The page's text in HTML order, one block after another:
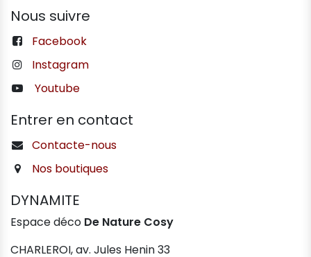
Nous suivre
Facebook
Instagram
Youtube
Entrer en contact
Contacte-nous
Nos boutiques
DYNAMITE
Espace déco De Nature Cosy
CHARLEROI, av. Jules Henin 33